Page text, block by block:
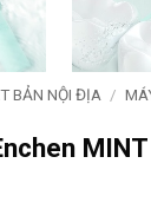
BẢN NỘI ĐỊA /